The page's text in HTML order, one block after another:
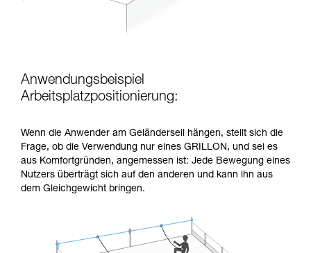
Anwendungsbeispiel
Arbeitsplatzpositionierung:
Wenn die Anwender am Geländerseil hängen, stellt sich die
Frage, ob die Verwendung nur eines GRILLON, und sei es
aus Komfortgründen, angemessen ist: Jede Bewegung eines
Nutzers überträgt sich auf den anderen und kann ihn aus
dem Gleichgewicht bringen.